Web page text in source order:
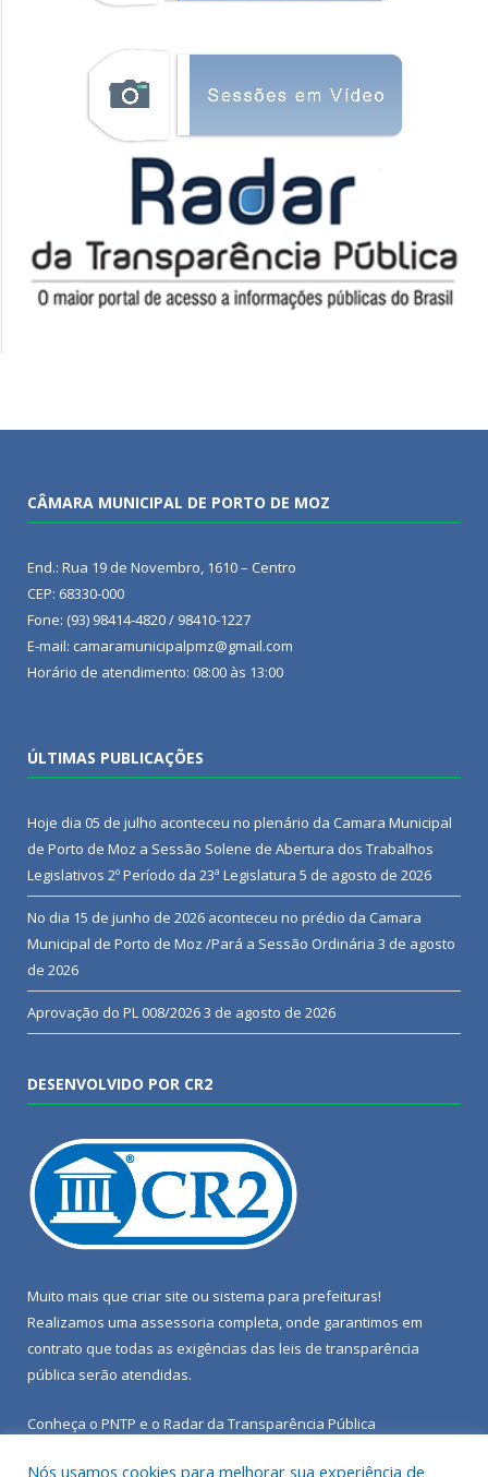
CÂMARA MUNICIPAL DE PORTO DE MOZ
End.: Rua 19 de Novembro, 1610 – Centro
CEP: 68330-000
Fone: (93) 98414-4820 / 98410-1227
E-mail: camaramunicipalpmz@gmail.com
Horário de atendimento: 08:00 às 13:00
ÚLTIMAS PUBLICAÇÕES
Hoje dia 05 de julho aconteceu no plenário da Camara Municipal
de Porto de Moz a Sessão Solene de Abertura dos Trabalhos
Legislativos 2º Período da 23ª Legislatura 5 de agosto de 2026
No dia 15 de junho de 2026 aconteceu no prédio da Camara
Municipal de Porto de Moz /Pará a Sessão Ordinária 3 de agosto
de 2026
Aprovação do PL 008/20263 de agosto de 2026
DESENVOLVIDO POR CR2
Muito mais que criar site ou sistema para prefeituras!
Realizamos uma assessoria completa, onde garantimos em
contrato que todas as exigências das leis de transparência
pública serão atendidas.
Conheça o PNTP e o Radar da Transparência Pública
Nós usamos cookies para melhorar sua experiência de